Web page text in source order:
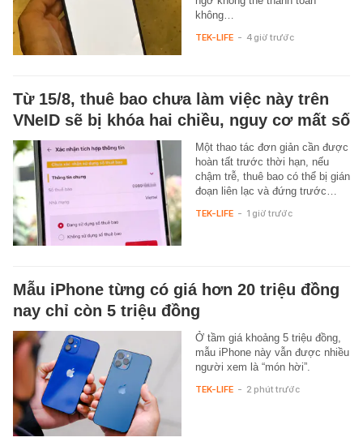
không…
TEK-LIFE - 4 giờ trước
Từ 15/8, thuê bao chưa làm việc này trên
VNeID sẽ bị khóa hai chiều, nguy cơ mất số
Một thao tác đơn giản cần được
hoàn tất trước thời hạn, nếu
chậm trễ, thuê bao có thể bị gián
đoạn liên lạc và đứng trước…
TEK-LIFE - 1 giờ trước
Mẫu iPhone từng có giá hơn 20 triệu đồng
nay chỉ còn 5 triệu đồng
Ở tầm giá khoảng 5 triệu đồng,
mẫu iPhone này vẫn được nhiều
người xem là “món hời”.
TEK-LIFE - 2 phút trước